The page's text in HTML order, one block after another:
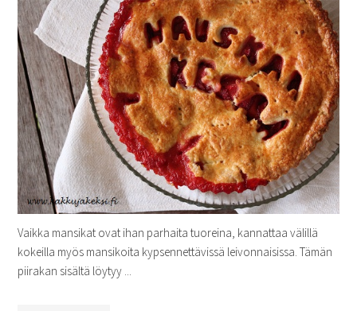
Vaikka mansikat ovat ihan parhaita tuoreina, kannattaa välillä
kokeilla myös mansikoita kypsennettävissä leivonnaisissa. Tämän
piirakan sisältä löytyy ...